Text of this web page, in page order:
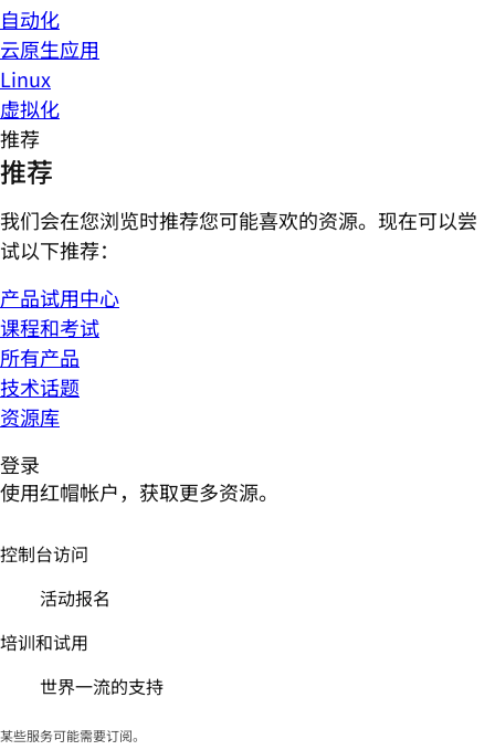
自动化
云原生应用
Linux
虚拟化
推荐
推荐
我们会在您浏览时推荐您可能喜欢的资源。现在可以尝
试以下推荐：
产品试用中心
课程和考试
所有产品
技术话题
资源库
登录
使用红帽帐户，获取更多资源。
控制台访问
活动报名
培训和试用
世界一流的支持
某些服务可能需要订阅。